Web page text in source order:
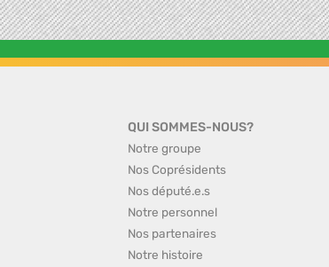
QUI SOMMES-NOUS?
Notre groupe
Nos Coprésidents
Nos député.e.s
Notre personnel
Nos partenaires
Notre histoire